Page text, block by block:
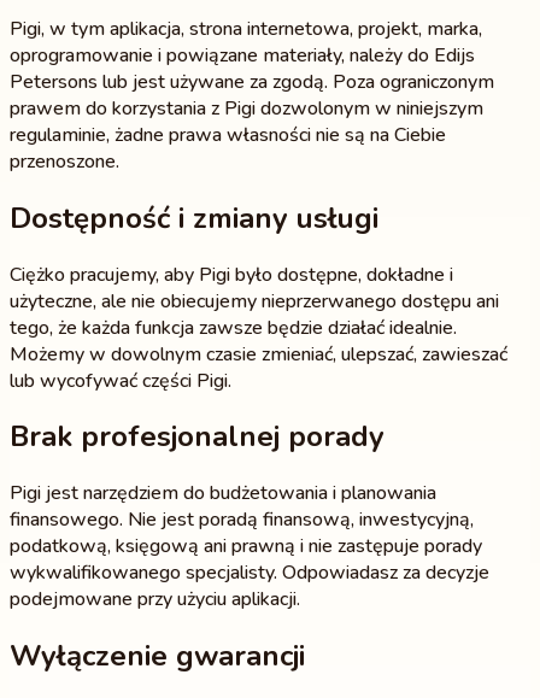
Pigi, w tym aplikacja, strona internetowa, projekt, marka,
oprogramowanie i powiązane materiały, należy do Edijs
Petersons lub jest używane za zgodą. Poza ograniczonym
prawem do korzystania z Pigi dozwolonym w niniejszym
regulaminie, żadne prawa własności nie są na Ciebie
przenoszone.
Dostępność i zmiany usługi
Ciężko pracujemy, aby Pigi było dostępne, dokładne i
użyteczne, ale nie obiecujemy nieprzerwanego dostępu ani
tego, że każda funkcja zawsze będzie działać idealnie.
Możemy w dowolnym czasie zmieniać, ulepszać, zawieszać
lub wycofywać części Pigi.
Brak profesjonalnej porady
Pigi jest narzędziem do budżetowania i planowania
finansowego. Nie jest poradą finansową, inwestycyjną,
podatkową, księgową ani prawną i nie zastępuje porady
wykwalifikowanego specjalisty. Odpowiadasz za decyzje
podejmowane przy użyciu aplikacji.
Wyłączenie gwarancji